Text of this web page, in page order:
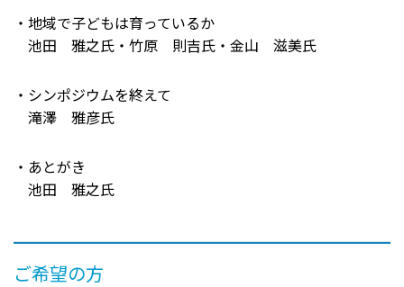
・地域で子どもは育っているか
池田 雅之氏・竹原 則吉氏・金山 滋美氏
・シンポジウムを終えて
滝澤 雅彦氏
・あとがき
池田 雅之氏
ご希望の方